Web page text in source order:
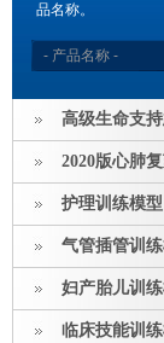
品名称。
高级生命支
2020版心肺
护理训练模型
气管插管训
妇产胎儿训
临床技能训